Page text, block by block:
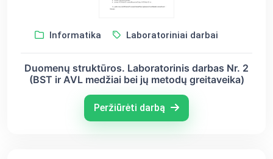
Informatika Laboratoriniai darbai
Duomenų struktūros. Laboratorinis darbas Nr. 2
(BST ir AVL medžiai bei jų metodų greitaveika)
Peržiūrėti darbą